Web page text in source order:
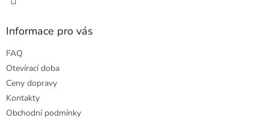
Informace pro vás
FAQ
Otevírací doba
Ceny dopravy
Kontakty
Obchodní podmínky